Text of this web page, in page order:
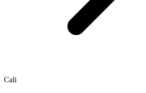
Cali